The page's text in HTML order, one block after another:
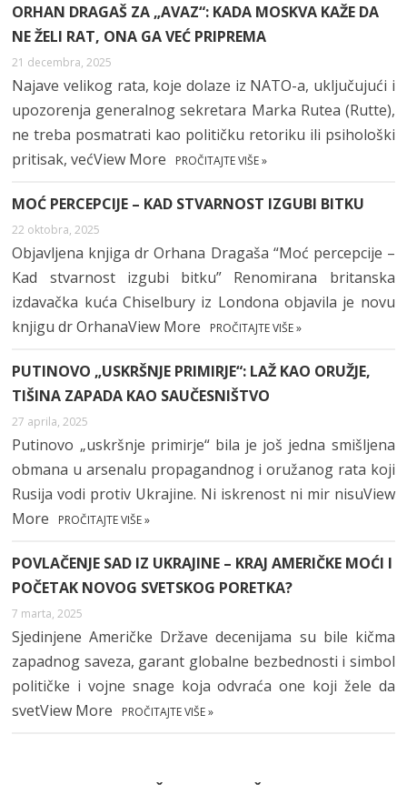
ORHAN DRAGAŠ ZA „AVAZ“: KADA MOSKVA KAŽE DA
NE ŽELI RAT, ONA GA VEĆ PRIPREMA
21 decembra, 2025
Najave velikog rata, koje dolaze iz NATO-a, uključujući i
upozorenja generalnog sekretara Marka Rutea (Rutte),
ne treba posmatrati kao političku retoriku ili psihološki
pritisak, većView More
PROČITAJTE VIŠE »
MOĆ PERCEPCIJE – KAD STVARNOST IZGUBI BITKU
22 oktobra, 2025
Objavljena knjiga dr Orhana Dragaša “Moć percepcije –
Kad stvarnost izgubi bitku” Renomirana britanska
izdavačka kuća Chiselbury iz Londona objavila je novu
knjigu dr OrhanaView More
PROČITAJTE VIŠE »
PUTINOVO „USKRŠNJE PRIMIRJE“: LAŽ KAO ORUŽJE,
TIŠINA ZAPADA KAO SAUČESNIŠTVO
27 aprila, 2025
Putinovo „uskršnje primirje“ bila je još jedna smišljena
obmana u arsenalu propagandnog i oružanog rata koji
Rusija vodi protiv Ukrajine. Ni iskrenost ni mir nisuView
More
PROČITAJTE VIŠE »
POVLAČENJE SAD IZ UKRAJINE – KRAJ AMERIČKE MOĆI I
POČETAK NOVOG SVETSKOG PORETKA?
7 marta, 2025
Sjedinjene Američke Države decenijama su bile kičma
zapadnog saveza, garant globalne bezbednosti i simbol
političke i vojne snage koja odvraća one koji žele da
svetView More
PROČITAJTE VIŠE »